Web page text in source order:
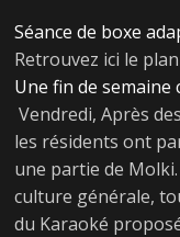
Séance de boxe
Retrouvez ici le
Une fin de semaine
Vendredi, Après
les résidents ont
une partie de
culture générale,
du Karaoké